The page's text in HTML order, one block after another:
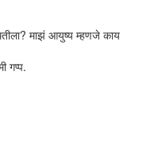
माझं आयुष्य म्हणजे काय
गप्प.